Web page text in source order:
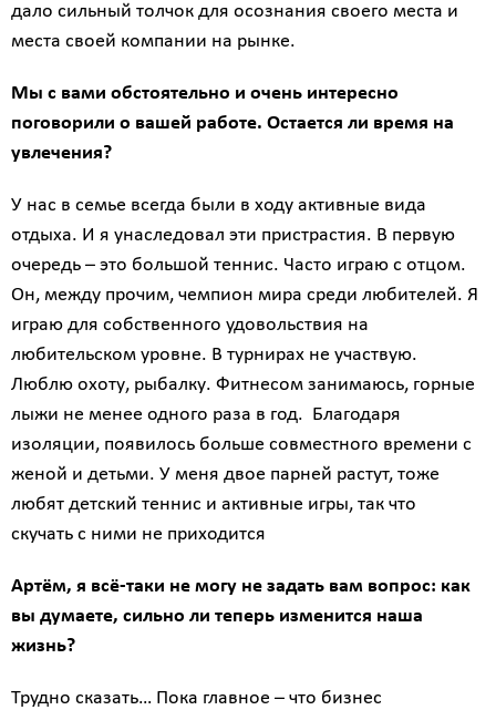
дало сильный толчок для осознания своего места и
места своей компании на рынке.
Мы с вами обстоятельно и очень интересно
поговорили о вашей работе. Остается ли время на
увлечения?
У нас в семье всегда были в ходу активные вида
отдыха. И я унаследовал эти пристрастия. В первую
очередь – это большой теннис. Часто играю с отцом.
Он, между прочим, чемпион мира среди любителей. Я
играю для собственного удовольствия на
любительском уровне. В турнирах не участвую.
Люблю охоту, рыбалку. Фитнесом занимаюсь, горные
лыжи не менее одного раза в год. Благодаря
изоляции, появилось больше совместного времени с
женой и детьми. У меня двое парней растут, тоже
любят детский теннис и активные игры, так что
скучать с ними не приходится
Артём, я всё-таки не могу не задать вам вопрос: как
вы думаете, сильно ли теперь изменится наша
жизнь?
Трудно сказать… Пока главное – что бизнес